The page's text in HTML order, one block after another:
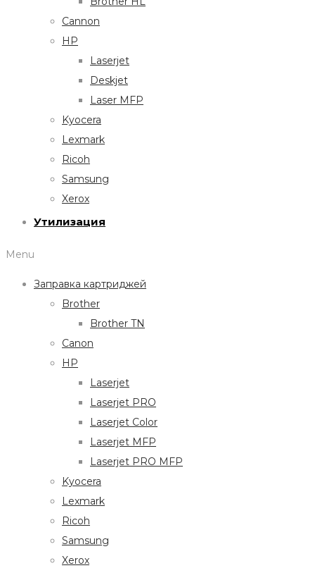
Cannon
HP
Laserjet
Deskjet
Laser MFP
Kyocera
Lexmark
Ricoh
Samsung
Xerox
Утилизация
Menu
Заправка картриджей
Brother
Brother TN
Canon
HP
Laserjet
Laserjet PRO
Laserjet Color
Laserjet MFP
Laserjet PRO MFP
Kyocera
Lexmark
Ricoh
Samsung
Xerox